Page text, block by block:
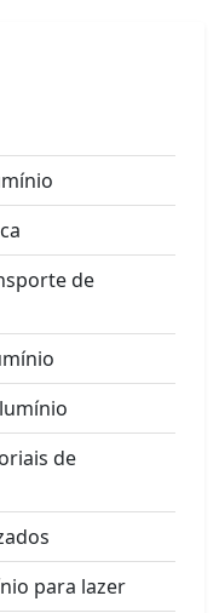
de
de
para lazer